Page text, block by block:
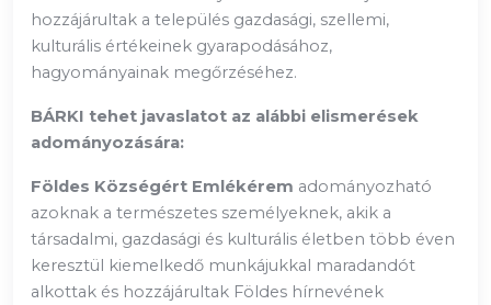
hozzájárultak a település gazdasági, szellemi,
kulturális értékeinek gyarapodásához,
hagyományainak megőrzéséhez.
BÁRKI tehet javaslatot az alábbi elismerések
adományozására:
Földes Községért Emlékérem adományozható
azoknak a természetes személyeknek, akik a
társadalmi, gazdasági és kulturális életben több éven
keresztül kiemelkedő munkájukkal maradandót
alkottak és hozzájárultak Földes hírnevének